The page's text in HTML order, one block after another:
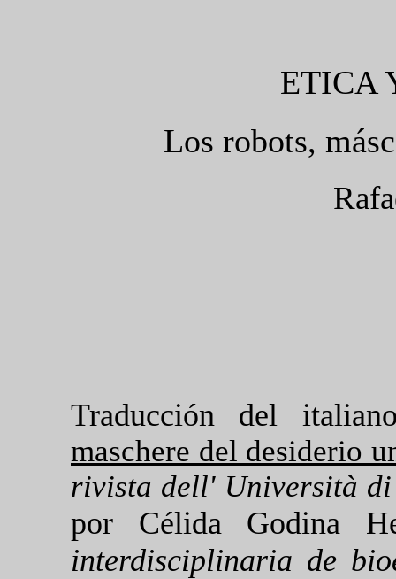
ETICA
Los robots,
Traducción del
maschere del desiderio
rivista dell' Università
por Célida Godina
interdisciplinaria de